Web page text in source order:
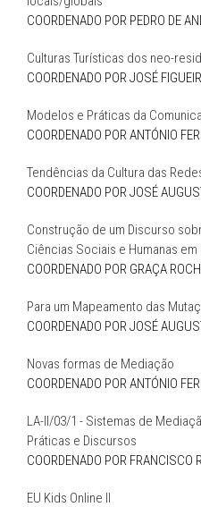
COORDENADO POR PEDRO DE
Culturas Turísticas dos neo-
COORDENADO POR JOSÉ
Modelos e Práticas da
COORDENADO POR ANTÓNIO
Tendências da Cultura das
COORDENADO POR JOSÉ
Construção de um Discurso
Ciências Sociais e Humanas em
COORDENADO POR GRAÇA
Para um Mapeamento das
COORDENADO POR JOSÉ
Novas formas de Mediação
COORDENADO POR ANTÓNIO
LA-II/03/1 - Sistemas de
Práticas e Discursos
COORDENADO POR FRANCISCO
EU Kids Online II